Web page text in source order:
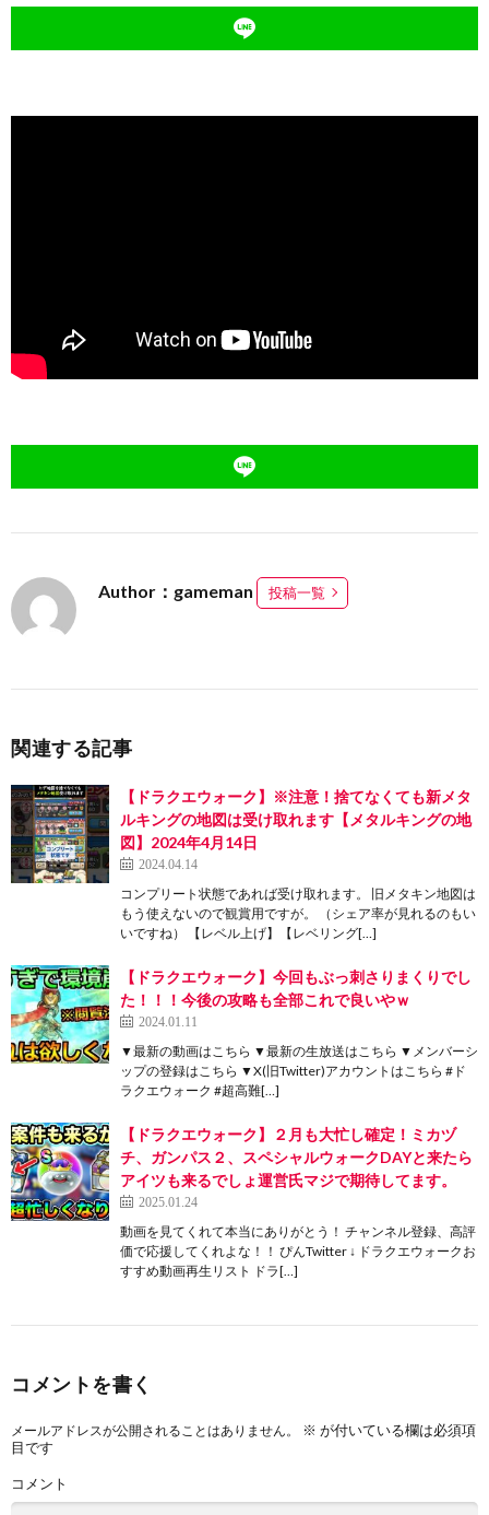
Author：gameman 投稿一覧
関連する記事
【ドラクエウォーク】※注意！捨てなくても新メタ
ルキングの地図は受け取れます【メタルキングの地
図】2024年4月14日
2024.04.14
コンプリート状態であれば受け取れます。 旧メタキン地図は
もう使えないので観賞用ですが。 （シェア率が見れるのもい
いですね） 【レベル上げ】【レベリング[…]
【ドラクエウォーク】今回もぶっ刺さりまくりでし
た！！！今後の攻略も全部これで良いやｗ
2024.01.11
▼最新の動画はこちら ▼最新の生放送はこちら ▼メンバーシ
ップの登録はこちら ▼X(旧Twitter)アカウントはこちら #ド
ラクエウォーク #超高難[…]
【ドラクエウォーク】２月も大忙し確定！ミカヅ
チ、ガンパス２、スペシャルウォークDAYと来たら
アイツも来るでしょ運営氏マジで期待してます。
2025.01.24
動画を見てくれて本当にありがとう！ チャンネル登録、高評
価で応援してくれよな！！ ぴんTwitter ↓ ドラクエウォークお
すすめ動画再生リスト ドラ[…]
コメントを書く
メールアドレスが公開されることはありません。 ※ が付いている欄は必須項
目です
コメント